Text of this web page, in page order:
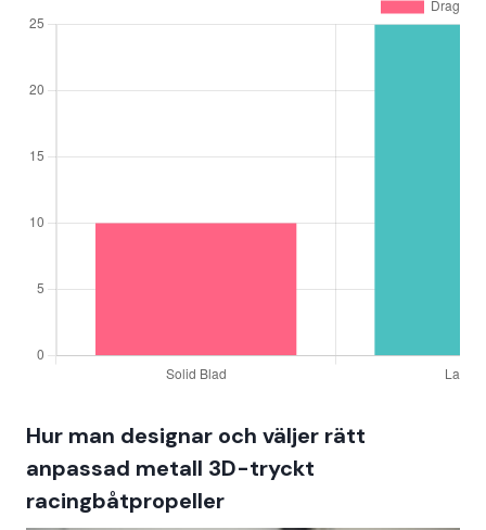
Hur man designar och väljer rätt
anpassad metall 3D-tryckt
racingbåtpropeller